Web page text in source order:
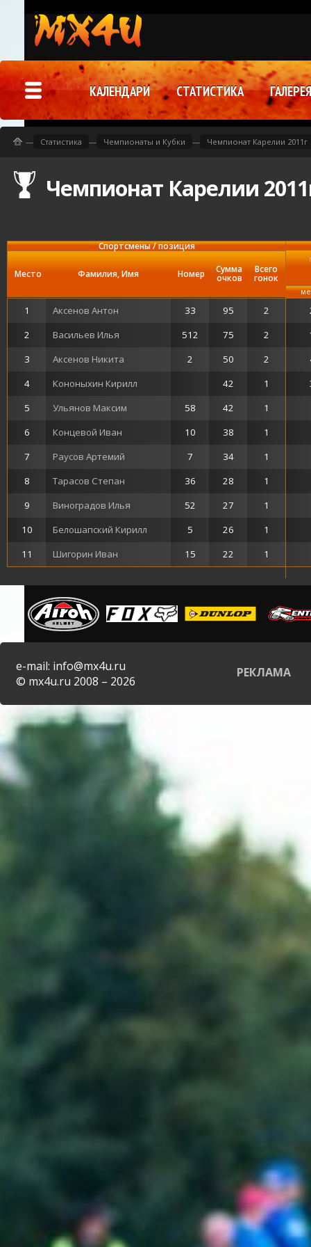
Чемпионат Карелии
Спортсмены / позиция
Место Фамилия, Имя Номер Сумма
очков
Всего
гонок
1 Аксенов Антон 33 95
2
2
Васильев Илья 512 75
2
3
Аксенов Никита 2 50
2
4
Кононыхин Кирилл 42
1
5
Ульянов Максим 58 42
1
6
Концевой Иван 10 38
1
7
Раусов Артемий 7 34
1
8
Тарасов Степан 36 28
1
9
Виноградов Илья 52 27
1
10
Белошапский Кирилл 5 26
1
11
Шигорин Иван 15 22 1
— Статистика — Чемпионаты и Кубки — Чемпионат Карелии 2011г
КАЛЕНДАРИ СТАТИСТИКА ГАЛЕРЕЯ
e-mail: info@mx4u.ru
© mx4u.ru 2008 – 2026
РЕКЛАМА